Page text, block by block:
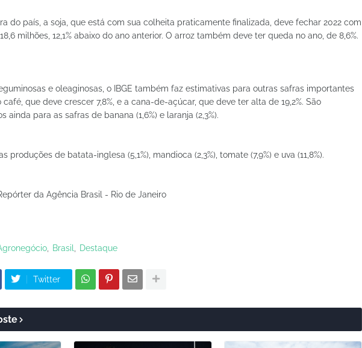
do país, a soja, que está com sua colheita praticamente finalizada, deve fechar 2022 com
milhões, 12,1% abaixo do ano anterior. O arroz também deve ter queda no ano, de 8,6%.
e oleaginosas, o IBGE também faz estimativas para outras safras importantes
que deve crescer 7,8%, e a cana-de-açúcar, que deve ter alta de 19,2%. São
ainda para as safras de banana (1,6%) e laranja (2,3%).
produções de batata-inglesa (5,1%), mandioca (2,3%), tomate (7,9%) e uva (11,8%).
da Agência Brasil - Rio de Janeiro
Brasil Destaque
Twitter